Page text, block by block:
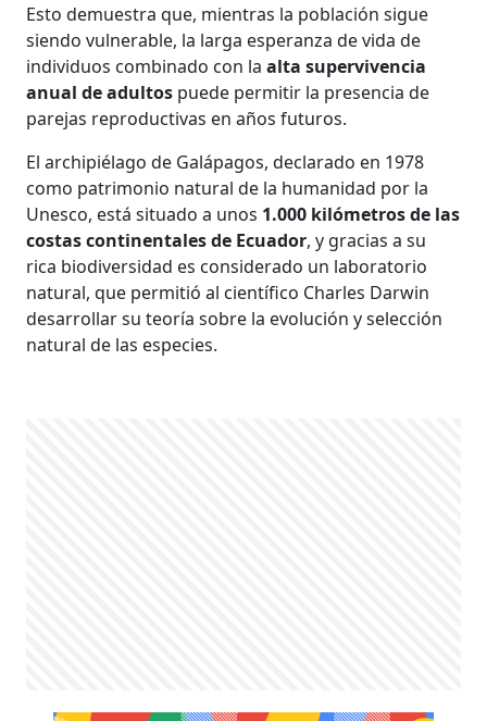
Esto demuestra que, mientras la población sigue
siendo vulnerable, la larga esperanza de vida de
individuos combinado con laalta supervivencia
anual de adultos puede permitir la presencia de
parejas reproductivas en años futuros.
El archipiélago de Galápagos, declarado en 1978
como patrimonio natural de la humanidad por la
Unesco, está situado a unos 1.000 kilómetros de las
costas continentales de Ecuador, y gracias a su
rica biodiversidad es considerado un laboratorio
natural, que permitió al científico Charles Darwin
desarrollar su teoría sobre la evolución y selección
natural de las especies.